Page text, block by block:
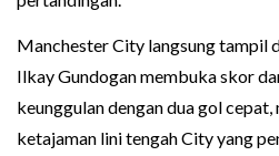
Manchester City langsung tampil
Ilkay Gundogan membuka skor
keunggulan dengan dua gol
ketajaman lini tengah City yang